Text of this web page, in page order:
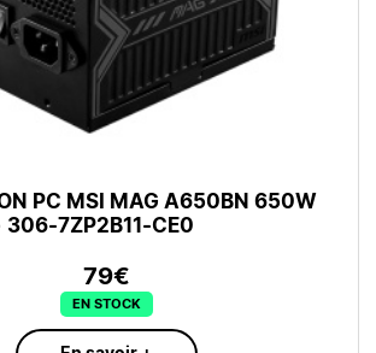
PC MSI MAG A650BN 650W
306-7ZP2B11-CE0
79€
EN STOCK